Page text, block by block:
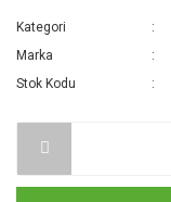
Kategori
Marka
Stok Kodu